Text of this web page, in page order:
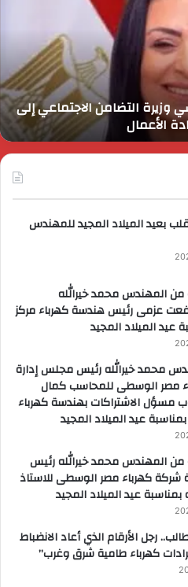
وزيرة التضامن الاجتماعي إلى
الأعمال
بعيد الميلاد المجيد للمهندس
من المهندس محمد خيرالله
عزمى رئيس هندسة كهرباء مركز
عيد الميلاد المجيد
محمد خيرالله رئيس مجلس إدارة
مصر الوسطى للمحاسب كمال
مسؤل الاشتراكات بهندسة كهرباء
عيد الميلاد المجيد
من المهندس محمد خيرالله رئيس
كهرباء مصر الوسطى للاستاذ
عيد الميلاد المجيد
رجل الأرقام الذي أعاد الانضباط
كهرباء طامية شرق وغرب”